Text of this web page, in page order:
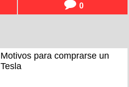
0
Motivos para comprarse un
Tesla